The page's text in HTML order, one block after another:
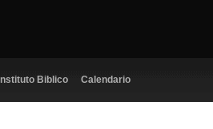
Instituto Biblico Calendario